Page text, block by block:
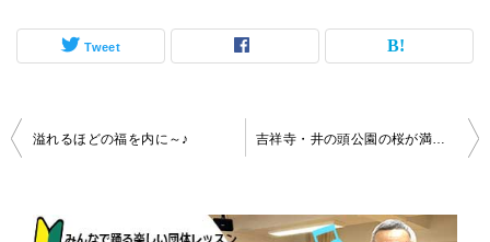
Tweet
投
溢れるほどの福を内に～♪ 吉祥寺・井の頭公園の桜が満開！ダンス教室も満面の笑みです♪